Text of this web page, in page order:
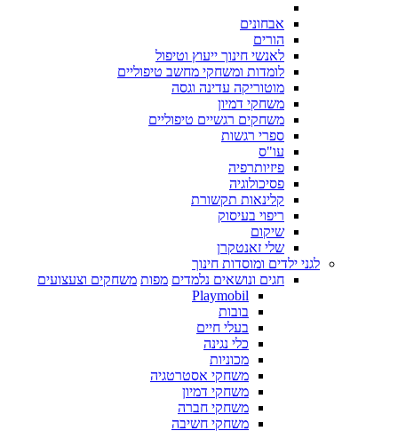
אבחונים
הורים
לאנשי חינוך ייעוץ וטיפול
לומדות ומשחקי מחשב טיפוליים
מוטוריקה עדינה וגסה
משחקי דמיון
משחקים רגשיים טיפוליים
ספרי רגשות
עו"ס
פיזיותרפיה
פסיכולוגיה
קלינאות תקשורת
ריפוי בעיסוק
שיקום
שלי זאנטקרן
לגני ילדים ומוסדות חינוך
חגים ונושאים נלמדים מפות משחקים וצעצועים
Playmobil
בובות
בעלי חיים
כלי נגינה
מכוניות
משחקי אסטרטגיה
משחקי דמיון
משחקי חברה
משחקי חשיבה